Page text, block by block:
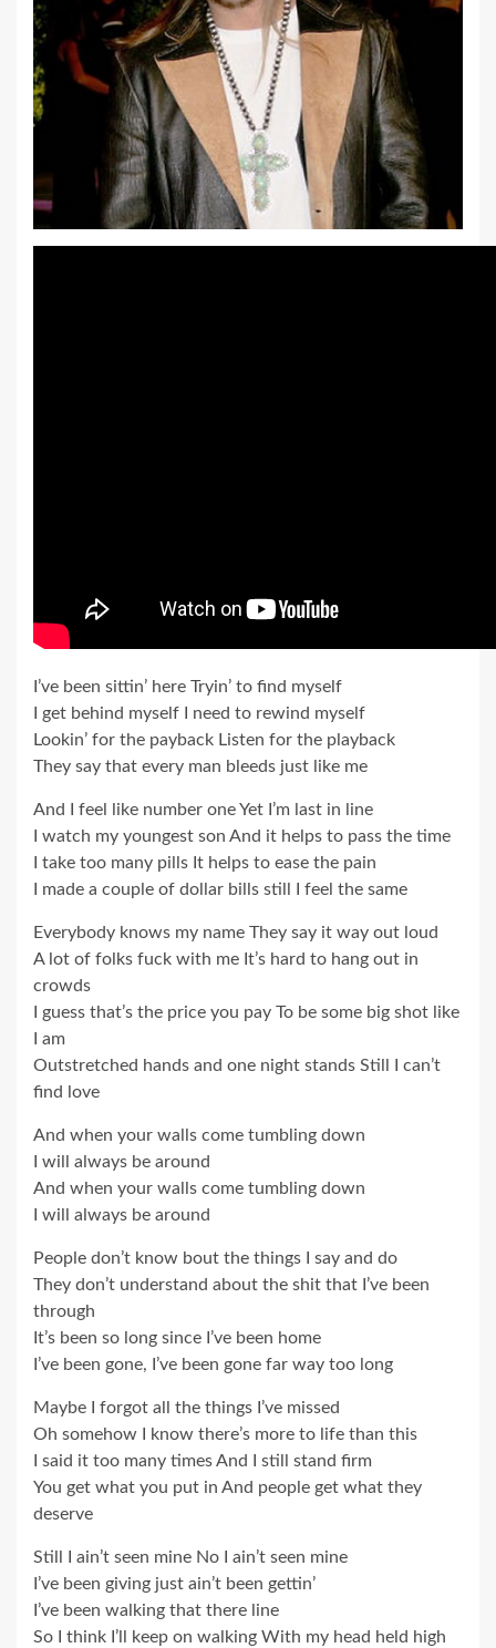
I’ve been sittin’ here Tryin’ to find myself
I get behind myself I need to rewind myself
Lookin’ for the payback Listen for the playback
They say that every man bleeds just like me
And I feel like number one Yet I’m last in line
I watch my youngest son And it helps to pass the time
I take too many pills It helps to ease the pain
I made a couple of dollar bills still I feel the same
Everybody knows my name They say it way out loud
A lot of folks fuck with me It’s hard to hang out in
crowds
I guess that’s the price you pay To be some big shot like
I am
Outstretched hands and one night stands Still I can’t
find love
And when your walls come tumbling down
I will always be around
And when your walls come tumbling down
I will always be around
People don’t know bout the things I say and do
They don’t understand about the shit that I’ve been
through
It’s been so long since I’ve been home
I’ve been gone, I’ve been gone far way too long
Maybe I forgot all the things I’ve missed
Oh somehow I know there’s more to life than this
I said it too many times And I still stand firm
You get what you put in And people get what they
deserve
Still I ain’t seen mine No I ain’t seen mine
I’ve been giving just ain’t been gettin’
I’ve been walking that there line
So I think I’ll keep on walking With my head held high